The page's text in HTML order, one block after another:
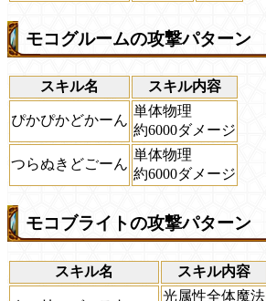
モコグルームの攻撃パターン
スキル名 スキル内容
ぴかぴかどかーん
単体物理
約6000ダメージ
つらぬきどごーん
単体物理
約6000ダメージ
モコブライトの攻撃パターン
スキル名 スキル内容
光属性全体魔法